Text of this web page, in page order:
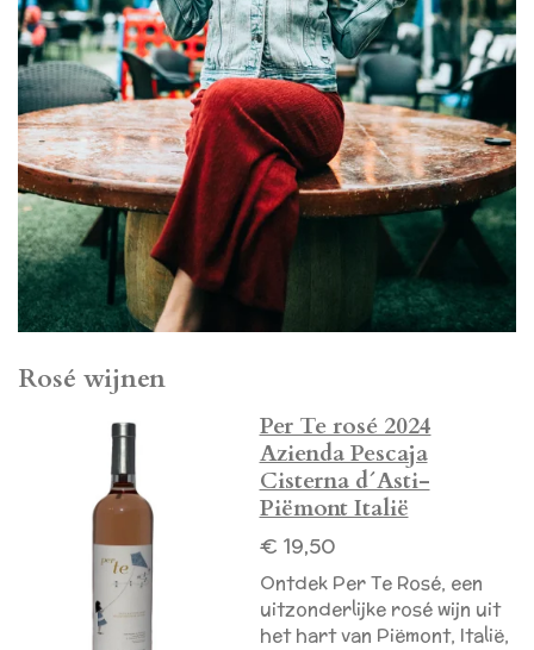
Rosé wijnen
Per Te rosé 2024
Azienda Pescaja
Cisterna d´Asti-
Piëmont Italië
€ 19,50
Ontdek Per Te Rosé, een
uitzonderlijke rosé wijn uit
het hart van Piëmont, Italië,